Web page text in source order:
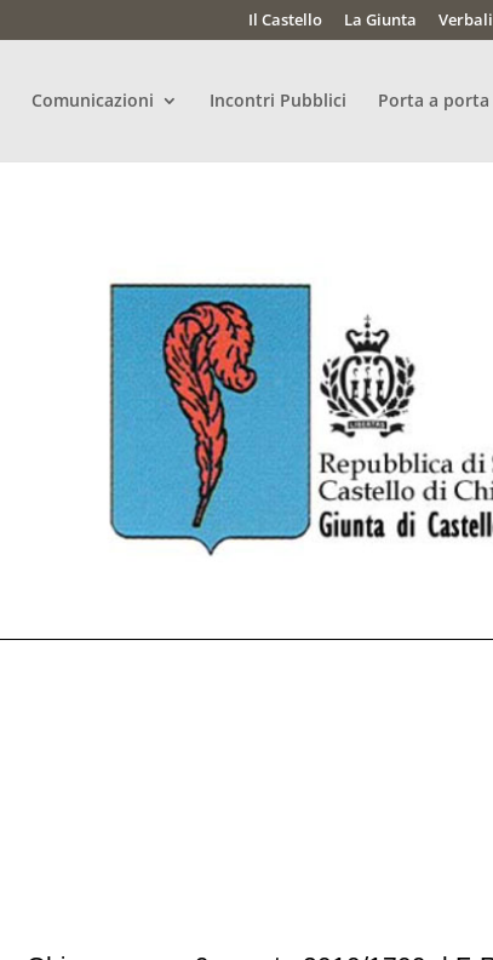
Il Castello La Giunta Verbali
Comunicazioni Incontri Pubblici Porta a porta